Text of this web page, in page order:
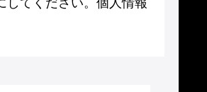
してください。個人情報